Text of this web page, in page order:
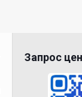
Запрос